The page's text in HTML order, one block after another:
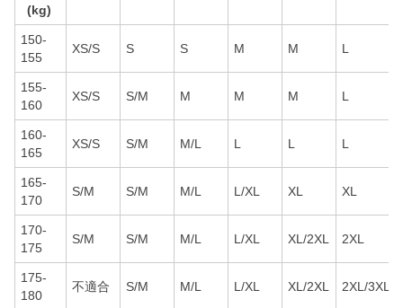
(kg)
150-
155
XS/S S S M M L
155-
160
XS/S S/M M M M L
160-
165
XS/S S/M M/L L L L
165-
170
S/M S/M M/L L/XL XL XL
170-
175
S/M S/M M/L L/XL XL/2XL 2XL
175-
180
不適合 S/M M/L L/XL XL/2XL 2XL/3XL